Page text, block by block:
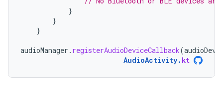
}
}
}
audioManager . registerAudioDeviceCallback(
AudioActivity. kt